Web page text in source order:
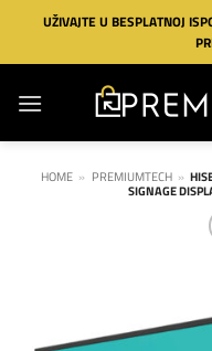
Preskoči
sadržaj
UŽIVAJTE U BESPLATNOJ
HOME » PREMIUMTECH »
SIGNAGE